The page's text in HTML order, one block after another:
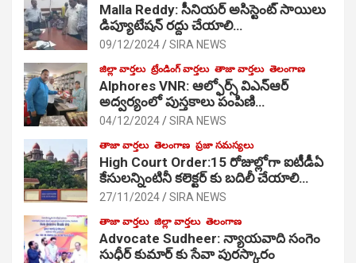
Malla Reddy: సీనియర్ అసిస్టెంట్ సాయిలు
డిప్యూటేషన్ రద్దు చేయాలి…
09/12/2024 SIRA NEWS
జిల్లా వార్తలు ట్రేండింగ్ వార్తలు తాజా వార్తలు తెలంగాణ
Alphores VNR: ఆల్ఫోర్స్ విఎన్ఆర్
అద్వర్యంలో పుస్తకాలు పంపిణి…
04/12/2024 SIRA NEWS
తాజా వార్తలు తెలంగాణ ప్రజా సమస్యలు
High Court Order:15 రోజుల్లోగా ఐటీడీఏ
కేసులన్నింటినీ కలెక్టర్ కు బదిలీ చేయాలి…
27/11/2024 SIRA NEWS
తాజా వార్తలు జిల్లా వార్తలు తెలంగాణ
Advocate Sudheer: న్యాయవాది సంగెం
సుధీర్ కుమార్ కు సేవా పురస్కారం